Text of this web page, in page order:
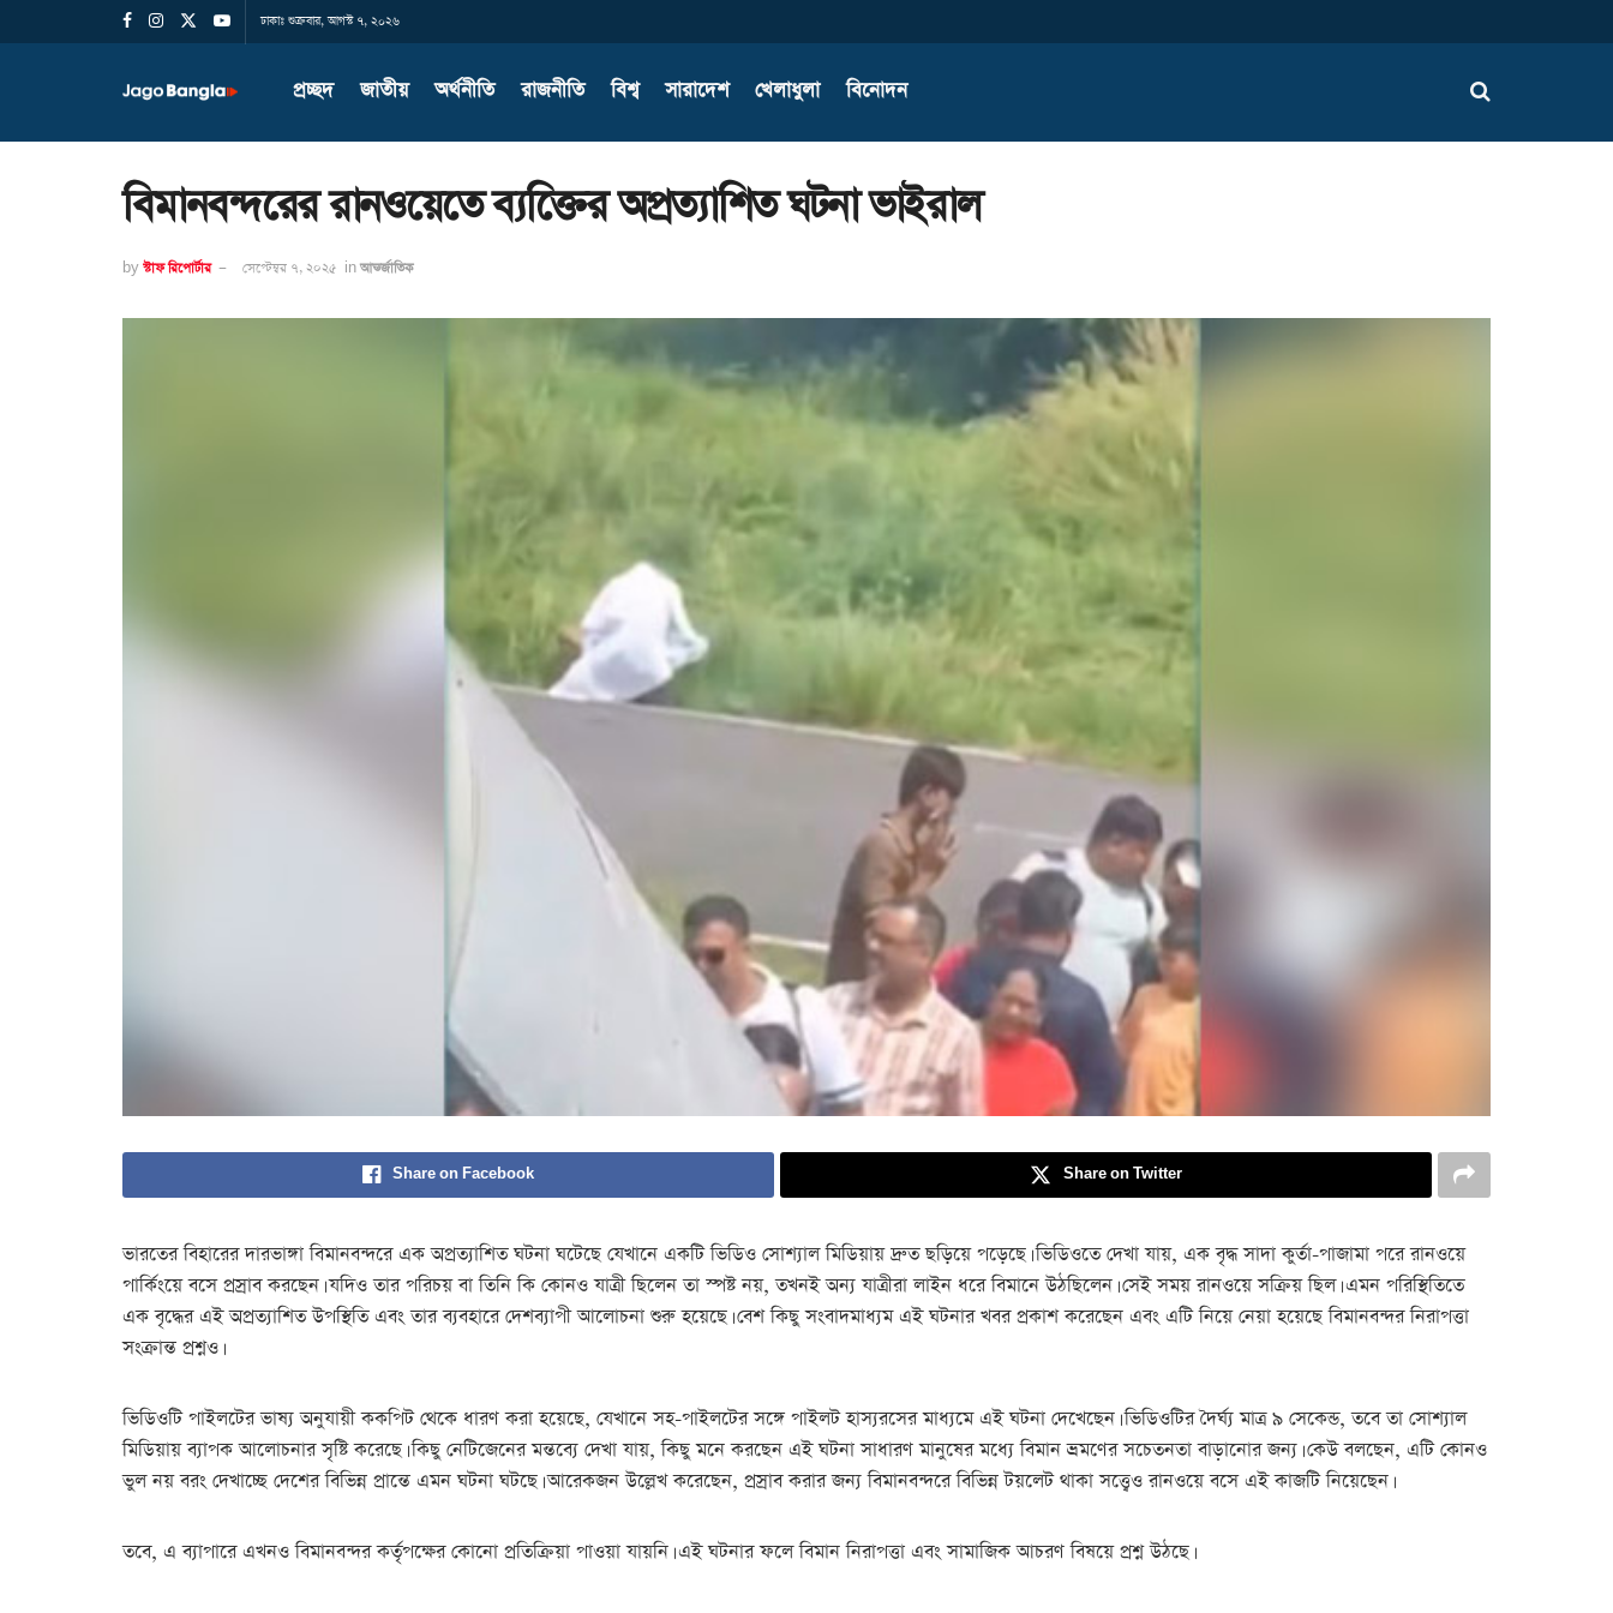
ঢাকাঃ শুক্রবার, আগস্ট ৭, ২০২৬
প্রচ্ছদ জাতীয় অর্থনীতি রাজনীতি বিশ্ব সারাদেশ খেলাধুলা বিনোদন
বিমানবন্দরের রানওয়েতে ব্যক্তিের অপ্রত্যাশিত ঘটনা ভাইরাল
by স্টাফ রিপোর্টার সেপ্টেম্বর ৭, ২০২৫ in আন্তর্জাতিক
Share on Facebook Share on Twitter
ভারতের বিহারের দারভাঙ্গা বিমানবন্দরে এক অপ্রত্যাশিত ঘটনা ঘটেছে যেখানে একটি ভিডিও সোশ্যাল মিডিয়ায় দ্রুত ছড়িয়ে পড়েছে। ভিডিওতে দেখা যায়, এক বৃদ্ধ সাদা কুর্তা-পাজামা পরে রানওয়ে
পার্কিংয়ে বসে প্রস্রাব করছেন। যদিও তার পরিচয় বা তিনি কি কোনও যাত্রী ছিলেন তা স্পষ্ট নয়, তখনই অন্য যাত্রীরা লাইন ধরে বিমানে উঠছিলেন। সেই সময় রানওয়ে সক্রিয় ছিল। এমন পরিস্থিতিতে
এক বৃদ্ধের এই অপ্রত্যাশিত উপস্থিতি এবং তার ব্যবহারে দেশব্যাপী আলোচনা শুরু হয়েছে। বেশ কিছু সংবাদমাধ্যম এই ঘটনার খবর প্রকাশ করেছেন এবং এটি নিয়ে নেয়া হয়েছে বিমানবন্দর নিরাপত্তা
সংক্রান্ত প্রশ্নও।
ভিডিওটি পাইলটের ভাষ্য অনুযায়ী ককপিট থেকে ধারণ করা হয়েছে, যেখানে সহ-পাইলটের সঙ্গে পাইলট হাস্যরসের মাধ্যমে এই ঘটনা দেখেছেন। ভিডিওটির দৈর্ঘ্য মাত্র ৯ সেকেন্ড, তবে তা সোশ্যাল
মিডিয়ায় ব্যাপক আলোচনার সৃষ্টি করেছে। কিছু নেটিজেনের মন্তব্যে দেখা যায়, কিছু মনে করছেন এই ঘটনা সাধারণ মানুষের মধ্যে বিমান ভ্রমণের সচেতনতা বাড়ানোর জন্য। কেউ বলছেন, এটি কোনও
ভুল নয় বরং দেখাচ্ছে দেশের বিভিন্ন প্রান্তে এমন ঘটনা ঘটছে। আরেকজন উল্লেখ করেছেন, প্রস্রাব করার জন্য বিমানবন্দরে বিভিন্ন টয়লেট থাকা সত্ত্বেও রানওয়ে বসে এই কাজটি নিয়েছেন।
তবে, এ ব্যাপারে এখনও বিমানবন্দর কর্তৃপক্ষের কোনো প্রতিক্রিয়া পাওয়া যায়নি। এই ঘটনার ফলে বিমান নিরাপত্তা এবং সামাজিক আচরণ বিষয়ে প্রশ্ন উঠছে।